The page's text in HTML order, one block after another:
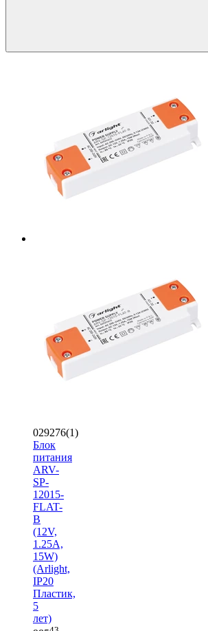
029276(1)
Блок
питания
ARV-
SP-
12015-
FLAT-
B
(12V,
1.25A,
15W)
(Arlight,
IP20
Пластик,
5
лет)